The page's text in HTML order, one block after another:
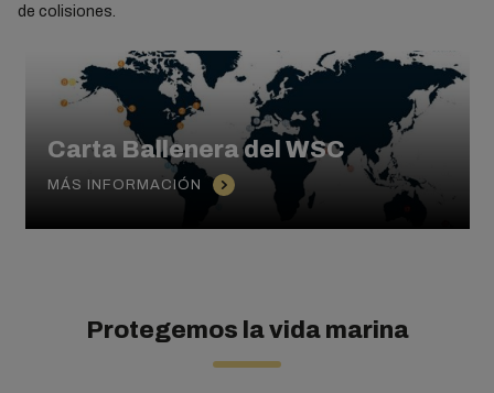
de colisiones.
Carta Ballenera del WSC
MÁS INFORMACIÓN
Protegemos la vida marina